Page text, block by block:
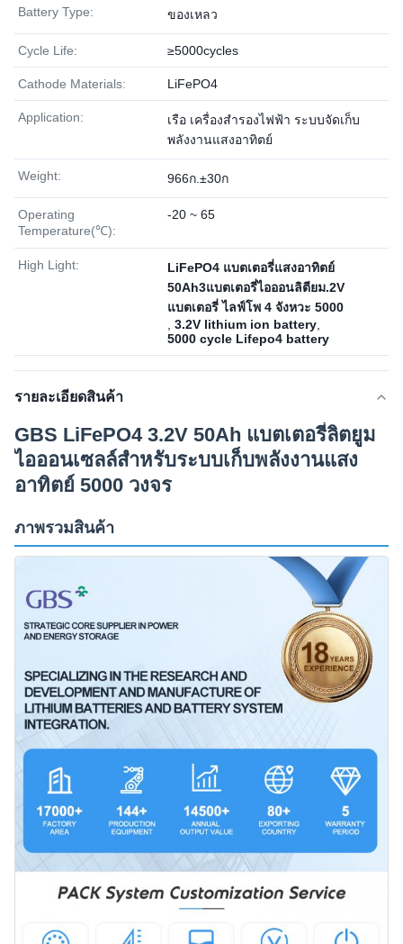
Battery Type: ของเหลว
Cycle Life: ≥5000cycles
Cathode Materials: LiFePO4
Application:
เรือ เครื่องสำรองไฟฟ้า ระบบจัดเก็บ
พลังงานแสงอาทิตย์
Weight: 966ก.±30ก
Operating
Temperature(℃):
-20 ~ 65
High Light:
LiFePO4 แบตเตอรี่แสงอาทิตย์
50Ah3แบตเตอรี่ไอออนลิตียม.2V
แบตเตอรี่ ไลฟ์โพ 4 จังหวะ 5000
3.2V lithium ion battery
5000 cycle Lifepo4 battery
รายละเอียดสินค้า
GBS LiFePO4 3.2V 50Ah แบตเตอรี่ลิตยูม
ไอออนเซลล์สําหรับระบบเก็บพลังงานแสง
อาทิตย์ 5000 วงจร
ภาพรวมสินค้า